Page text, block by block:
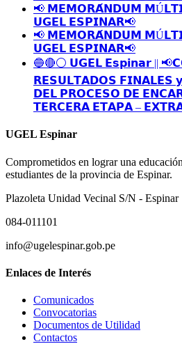
📢 𝗠𝗘𝗠𝗢𝗥𝗔́𝗡𝗗𝗨𝗠
𝗨𝗚𝗘𝗟 𝗘𝗦𝗣𝗜𝗡𝗔𝗥📢
📢 𝗠𝗘𝗠𝗢𝗥𝗔́𝗡𝗗𝗨𝗠
𝗨𝗚𝗘𝗟 𝗘𝗦𝗣𝗜𝗡𝗔𝗥📢
🔵🔴⚪️ 𝗨𝗚𝗘𝗟 𝗘𝘀𝗽𝗶𝗻𝗮𝗿 ||
𝗥𝗘𝗦𝗨𝗟𝗧𝗔𝗗𝗢𝗦 𝗙𝗜𝗡𝗔𝗟𝗘𝗦
𝗗𝗘𝗟 𝗣𝗥𝗢𝗖𝗘𝗦𝗢 𝗗𝗘
𝗧𝗘𝗥𝗖𝗘𝗥𝗔 𝗘𝗧𝗔𝗣𝗔 –
UGEL Espinar
Comprometidos en lograr una
estudiantes de la provincia de Espinar.
Plazoleta Unidad Vecinal S/N - Espinar
084-011101
info@ugelespinar.gob.pe
Enlaces de Interés
Comunicados
Convocatorias
Documentos de Utilidad
Contactos